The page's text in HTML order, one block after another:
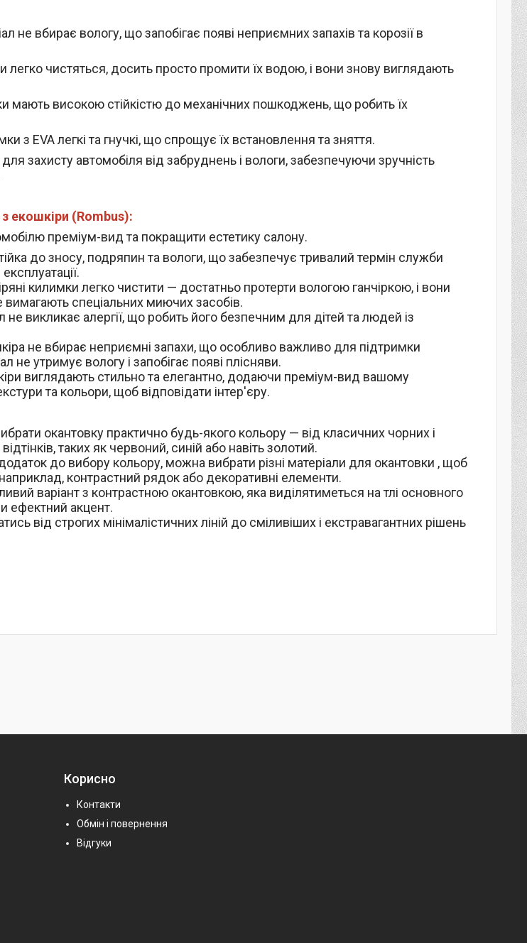
не вбирає вологу, що запобігає появі неприємних запахів та корозії в
легко чистяться, досить просто промити їх водою, і вони знову виглядають
мають високою стійкістю до механічних пошкоджень, що робить їх
з EVA легкі та гнучкі, що спрощує їх встановлення та зняття.
захисту автомобіля від забруднень і вологи, забезпечуючи зручність
екошкіри (Rombus):
преміум-вид та покращити естетику салону.
до зносу, подряпин та вологи, що забезпечує тривалий термін служби
килимки легко чистити — достатньо протерти вологою ганчіркою, і вони
спеціальних миючих засобів.
не викликає алергії, що робить його безпечним для дітей та людей із
не вбирає неприємні запахи, що особливо важливо для підтримки
не утримує вологу і запобігає появі плісняви.
виглядають стильно та елегантно, додаючи преміум-вид вашому
та кольори, щоб відповідати інтер'єру.
окантовку практично будь-якого кольору — від класичних чорних і
таких як червоний, синій або навіть золотий.
до вибору кольору, можна вибрати різні матеріали для окантовки , щоб
контрастний рядок або декоративні елементи.
варіант з контрастною окантовкою, яка виділятиметься на тлі основного
ефектний акцент.
від строгих мінімалістичних ліній до сміливіших і екстравагантних рішень
Корисно
Контакти
Обмін і повернення
Відгуки